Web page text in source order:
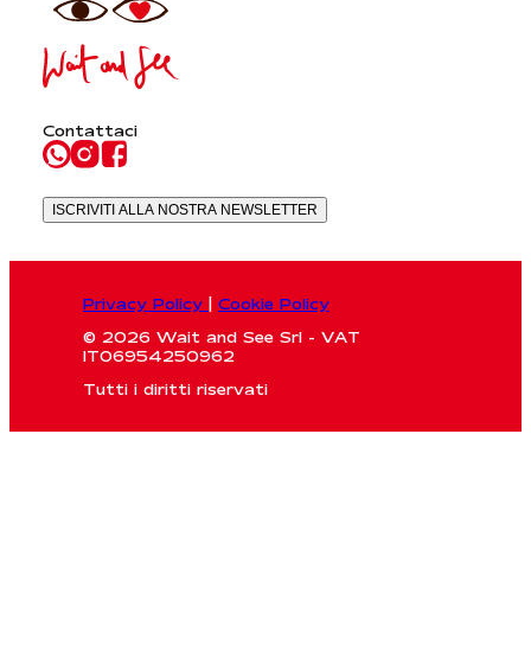
Contattaci
ISCRIVITI ALLA NOSTRA NEWSLETTER
Privacy Policy
Cookie Policy
© 2026 Wait and See Srl - VAT
IT06954250962
Tutti i diritti riservati